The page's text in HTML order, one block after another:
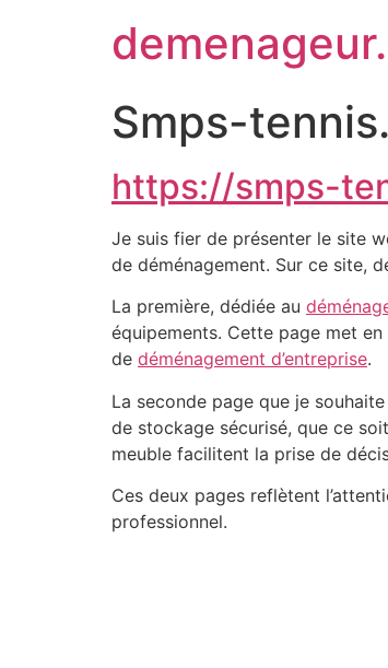
Smps-
https://smps-
Je suis fier de présenter le site
de déménagement. Sur ce site,
La première, dédiée au
équipements. Cette page met
de déménagement d’entreprise.
La seconde page que je
de stockage sécurisé, que ce
meuble facilitent la prise de
Ces deux pages reflètent
professionnel.